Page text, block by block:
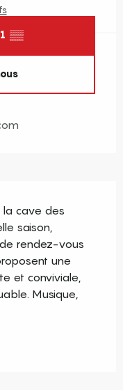
▒▒
la cave des
saison,
rendez-vous
une
et conviviale,
Musique,